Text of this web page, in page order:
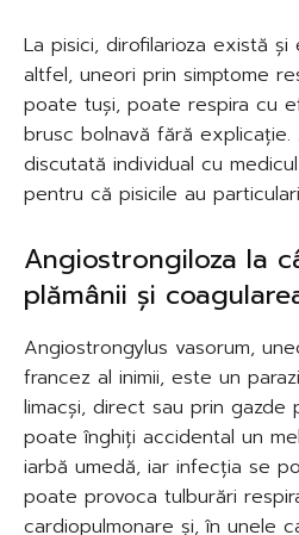
La pisici, dirofilarioza există
altfel, uneori prin simptome
poate tuși, poate respira cu
brusc bolnavă fără
discutată individual cu
pentru că pisicile au
Angiostrongiloza la
plămânii și
Angiostrongylus vasorum,
francez al inimii, este un
limacși, direct sau prin gazde
poate înghiți accidental un
iarbă umedă, iar infecția se
poate provoca tulburări
cardiopulmonare și, în unele